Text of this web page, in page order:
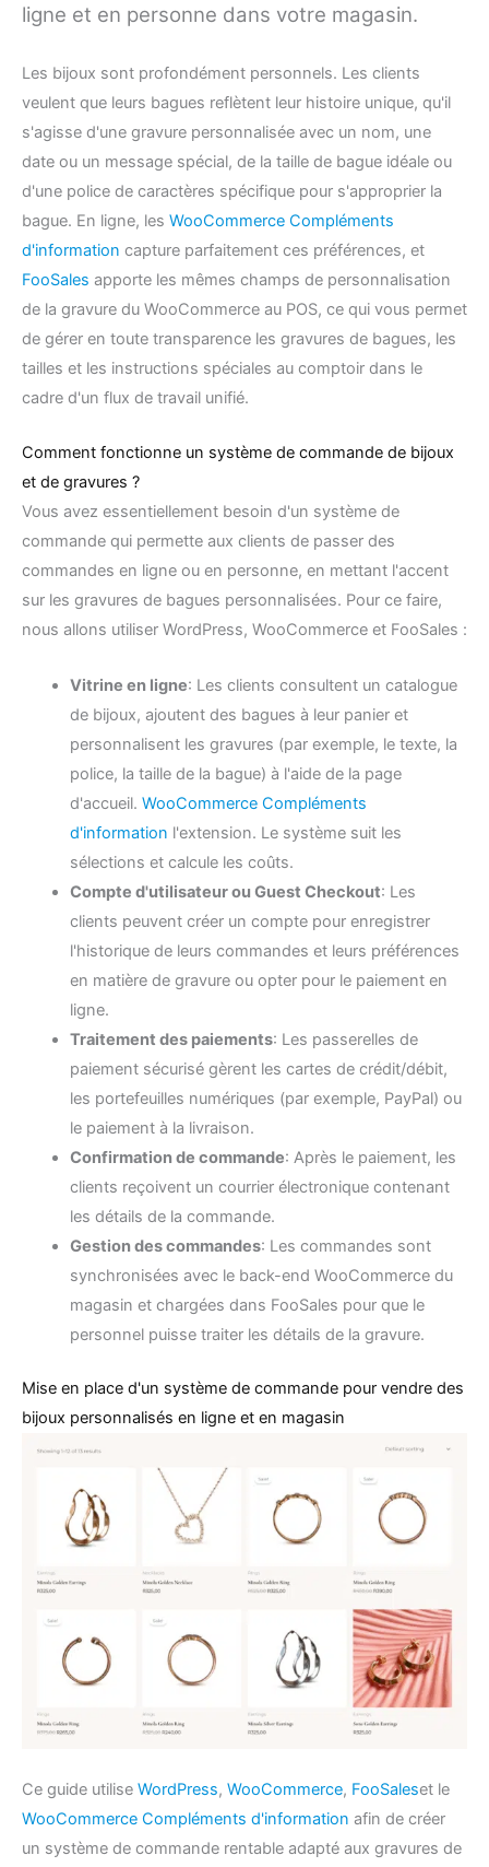
ligne et en personne dans votre magasin.
Les bijoux sont profondément personnels. Les clients
veulent que leurs bagues reflètent leur histoire unique, qu'il
s'agisse d'une gravure personnalisée avec un nom, une
date ou un message spécial, de la taille de bague idéale ou
d'une police de caractères spécifique pour s'approprier la
bague. En ligne, les WooCommerce Compléments
d'information capture parfaitement ces préférences, et
FooSales apporte les mêmes champs de personnalisation
de la gravure du WooCommerce au POS, ce qui vous permet
de gérer en toute transparence les gravures de bagues, les
tailles et les instructions spéciales au comptoir dans le
cadre d'un flux de travail unifié.
Comment fonctionne un système de commande de bijoux
et de gravures ?
Vous avez essentiellement besoin d'un système de
commande qui permette aux clients de passer des
commandes en ligne ou en personne, en mettant l'accent
sur les gravures de bagues personnalisées. Pour ce faire,
nous allons utiliser WordPress, WooCommerce et FooSales :
Vitrine en ligne: Les clients consultent un catalogue
de bijoux, ajoutent des bagues à leur panier et
personnalisent les gravures (par exemple, le texte, la
police, la taille de la bague) à l'aide de la page
d'accueil. WooCommerce Compléments
d'information l'extension. Le système suit les
sélections et calcule les coûts.
Compte d'utilisateur ou Guest Checkout: Les
clients peuvent créer un compte pour enregistrer
l'historique de leurs commandes et leurs préférences
en matière de gravure ou opter pour le paiement en
ligne.
Traitement des paiements: Les passerelles de
paiement sécurisé gèrent les cartes de crédit/débit,
les portefeuilles numériques (par exemple, PayPal) ou
le paiement à la livraison.
Confirmation de commande: Après le paiement, les
clients reçoivent un courrier électronique contenant
les détails de la commande.
Gestion des commandes: Les commandes sont
synchronisées avec le back-end WooCommerce du
magasin et chargées dans FooSales pour que le
personnel puisse traiter les détails de la gravure.
Mise en place d'un système de commande pour vendre des
bijoux personnalisés en ligne et en magasin
Ce guide utilise WordPress, WooCommerce, FooSaleset le
WooCommerce Compléments d'information afin de créer
un système de commande rentable adapté aux gravures de